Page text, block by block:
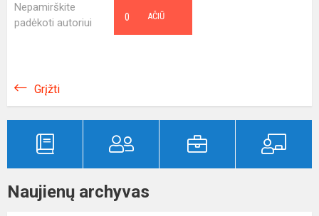
Nepamirškite
padėkoti autoriui
AČIŪ
0
Grįžti
Naujienų archyvas